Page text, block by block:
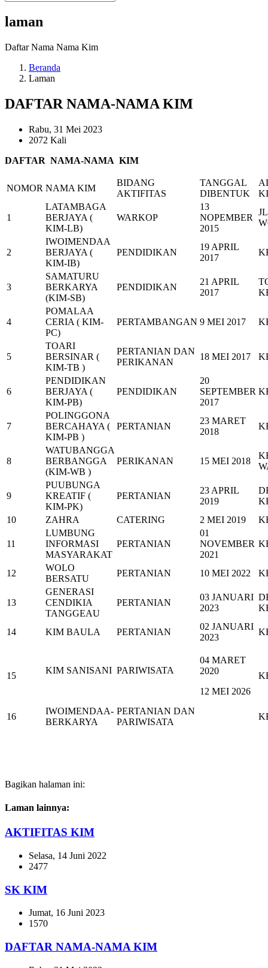
laman
Daftar Nama Nama Kim
Beranda
Laman
DAFTAR NAMA-NAMA KIM
Rabu, 31 Mei 2023
2072 Kali
DAFTAR NAMA-NAMA KIM
NOMOR NAMA KIM
BIDANG
AKTIFITAS
TANGGAL
DIBENTUK
1
LATAMBAGA
BERJAYA (
KIM-LB)
WARKOP
13
NOPEMBER
2015
2
IWOIMENDAA
BERJAYA (
KIM-IB)
PENDIDIKAN
19 APRIL
2017
3
SAMATURU
BERKARYA
(KIM-SB)
PENDIDIKAN
21 APRIL
2017
4
POMALAA
CERIA ( KIM-
PC)
PERTAMBANGAN 9 MEI 2017
5
TOARI
BERSINAR (
KIM-TB )
PERTANIAN DAN
PERIKANAN
18 MEI 2017
6
PENDIDIKAN
BERJAYA (
KIM-PB)
PENDIDIKAN
20
SEPTEMBER
2017
7
POLINGGONA
BERCAHAYA (
KIM-PB )
PERTANIAN
23 MARET
2018
8
WATUBANGGA
BERBANGGA
(KIM-WB )
PERIKANAN 15 MEI 2018
9
PUUBUNGA
KREATIF (
KIM-PK)
PERTANIAN
23 APRIL
2019
10
ZAHRA CATERING 2 MEI 2019
11
LUMBUNG
INFORMASI
MASYARAKAT
PERTANIAN
01
NOVEMBER
2021
12
WOLO
BERSATU
PERTANIAN 10 MEI 2022
13
GENERASI
CENDIKIA
TANGGEAU
PERTANIAN
03 JANUARI
2023
14 KIM BAULA PERTANIAN
02 JANUARI
2023
15
16
KIM SANISANI
IWOIMENDAA-
BERKARYA
PARIWISATA
PERTANIAN DAN
PARIWISATA
04 MARET
2020
12 MEI 2026
Bagikan halaman ini:
Laman lainnya:
AKTIFITAS KIM
Selasa, 14 Juni 2022
2477
SK KIM
Jumat, 16 Juni 2023
1570
DAFTAR NAMA-NAMA KIM